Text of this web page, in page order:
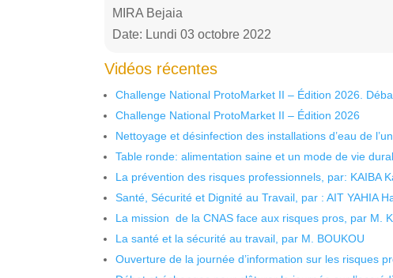
MIRA Bejaia
Date: Lundi 03 octobre 2022
Vidéos récentes
Challenge National ProtoMarket II – Édition 2026.
Challenge National ProtoMarket II – Édition 2026
Nettoyage et désinfection des installations d’eau de
Table ronde: alimentation saine et un mode de vie
La prévention des risques professionnels, par: KAIBA
Santé, Sécurité et Dignité au Travail, par : AIT YAHIA
La mission de la CNAS face aux risques pros, par M.
La santé et la sécurité au travail, par M. BOUKOU
Ouverture de la journée d’information sur les risques